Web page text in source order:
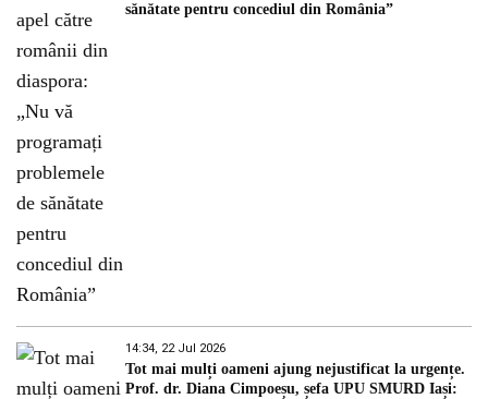
sănătate pentru concediul din România”
14:34, 22 Jul 2026
Tot mai mulți oameni ajung nejustificat la urgențe.
Prof. dr. Diana Cimpoeșu, șefa UPU SMURD Iași: